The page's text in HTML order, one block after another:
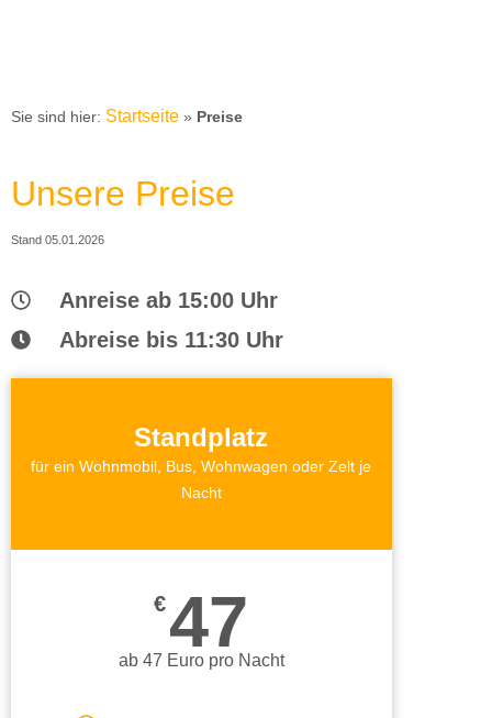
Sie sind hier: Startseite » Preise
Unsere Preise
Stand 05.01.2026
Anreise ab 15:00 Uhr
Abreise bis 11:30 Uhr
Standplatz
für ein Wohnmobil, Bus, Wohnwagen oder Zelt je
Nacht
€47
ab 47 Euro pro Nacht